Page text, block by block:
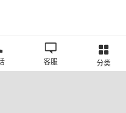
客服 分类